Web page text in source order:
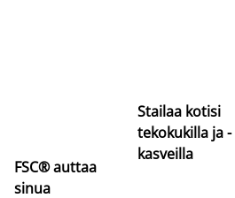
FSC® auttaa
sinua
Stailaa kotisi
tekokukilla ja -
kasveilla